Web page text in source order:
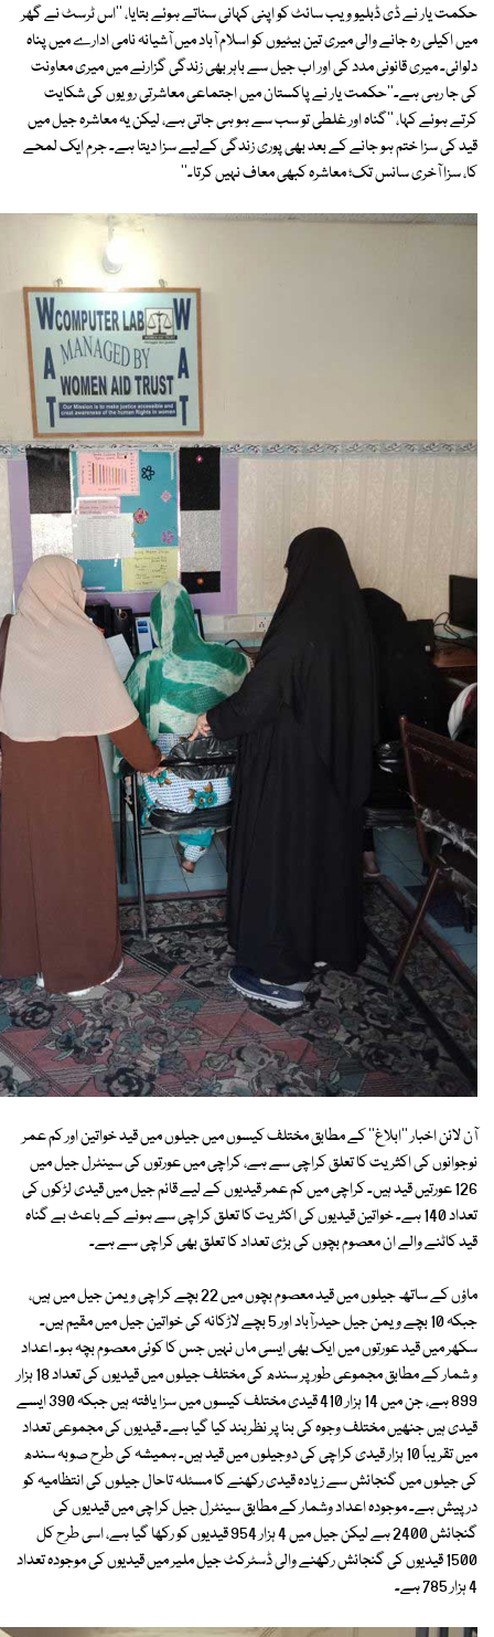
حکمت یار نے ڈی ڈبلیو ویب سائٹ کو اپنی کہانی سناتے ہوئے بتایا، ''اس ٹرسٹ نے گھر
میں اکیلی رہ جانے والی میری تین بیٹیوں کو اسلام آباد میں آشیانہ نامی ادارے میں پناہ
دلوائی۔ میری قانونی مدد کی اور اب جیل سے باہر بھی زندگی گزارنے میں میری معاونت
کی جا رہی ہے۔''حکمت یار نے پاکستان میں اجتماعی معاشرتی رویوں کی شکایت
کرتے ہوئے کہا، ''گناہ اور غلطی تو سب سے ہو ہی جاتی ہے، لیکن یہ معاشرہ جیل میں
قید کی سزا ختم ہو جانے کے بعد بھی پوری زندگی کےلیے سزا دیتا ہے۔ جرم ایک لمحے
کا، سزا آخری سانس تک؛ معاشرہ کبھی معاف نہیں کرتا۔''
آن لائن اخبار ''ابلاغ'' کے مطابق مختلف کیسوں میں جیلوں میں قید خواتین اور کم عمر
نوجوانوں کی اکثریت کا تعلق کراچی سے ہے، کراچی میں عورتوں کی سینٹرل جیل میں
126 عورتیں قید ہیں۔ کراچی میں کم عمر قیدیوں کے لیے قائم جیل میں قیدی لڑکوں کی
تعداد 140 ہے۔ خواتین قیدیوں کی اکثریت کا تعلق کراچی سے ہونے کے باعث بے گناہ
قید کاٹنے والے ان معصوم بچوں کی بڑی تعداد کا تعلق بھی کراچی سے ہے۔
ماؤں کے ساتھ جیلوں میں قید معصوم بچوں میں 22 بچے کراچی ویمن جیل میں ہیں،
جبکہ 10 بچے ویمن جیل حیدرآباد اور 5 بچے لاڑکانہ کی خواتین جیل میں مقیم ہیں۔
سکھر میں قید عورتوں میں ایک بھی ایسی ماں نہیں جس کا کوئی معصوم بچہ ہو۔ اعداد
و شمار کے مطابق مجموعی طور پر سندھ کی مختلف جیلوں میں قیدیوں کی تعداد 18 ہزار
899 ہے، جن میں 14 ہزار 410 قیدی مختلف کیسوں میں سزا یافتہ ہیں جبکہ 390 ایسے
قیدی ہیں جنھیں مختلف وجوہ کی بنا پر نظربند کیا گیا ہے۔ قیدیوں کی مجموعی تعداد
میں تقریباً 10 ہزار قیدی کراچی کی دوجیلوں میں قید ہیں۔ ہمیشہ کی طرح صوبہ سندھ
کی جیلوں میں گنجائش سے زیادہ قیدی رکھنے کا مسئلہ تاحال جیلوں کی انتظامیہ کو
درپیش ہے۔ موجودہ اعداد وشمار کے مطابق سینٹرل جیل کراچی میں قیدیوں کی
گنجائش 2400 ہے لیکن جیل میں 4 ہزار 954 قیدیوں کو رکھا گیا ہے، اسی طرح کل
1500 قیدیوں کی گنجائش رکھنے والی ڈسٹرکٹ جیل ملیر میں قیدیوں کی موجودہ تعداد
4 ہزار 785 ہے۔